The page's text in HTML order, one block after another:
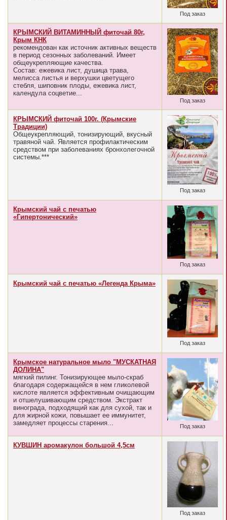
Под заказ
КРЫМСКИЙ ВИТАМИННЫЙ фиточай 80г,
Крым КНК
рекомендован как источник активных веществ
в период сезонных заболеваний. Имеет
общеукрепляющие качества.
Состав: ежевика лист, душица трава,
мелисса листья и верхушки цветущего
стебля, шиповник плоды, ежевика лист,
календула соцветие...
Под заказ
КРЫМСКИЙ фиточай 100г. (Крымские
Традиции)
Общеукрепляющий, тонизирующий, вкусный
травяной чай. Является профилактическим
средством при заболеваниях бронхолегочной
системы.***
Под заказ
Крымский чай с печатью
«Гипертонический»
Под заказ
Крымский чай с печатью «Легенда Крыма»
Под заказ
Крымское натуральное мыло "МУСКАТНАЯ
ДОЛИНА"
мягкий пилинг. Тонизирующее мыло-скраб
благодаря содержащейся в нем гликолевой
кислоте является эффективным очищающим
и отшелушивающим средством. Экстракт
винограда, подходящий как для сухой, так и
для жирной кожи, повышает ее иммунитет,
замедляет процессы старения...
Под заказ
КУВШИН аромакулон большой 4,5см
Под заказ